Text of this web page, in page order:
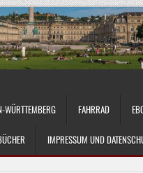
WÜRTTEMBERG FAHRRAD
IMPRESSUM UND